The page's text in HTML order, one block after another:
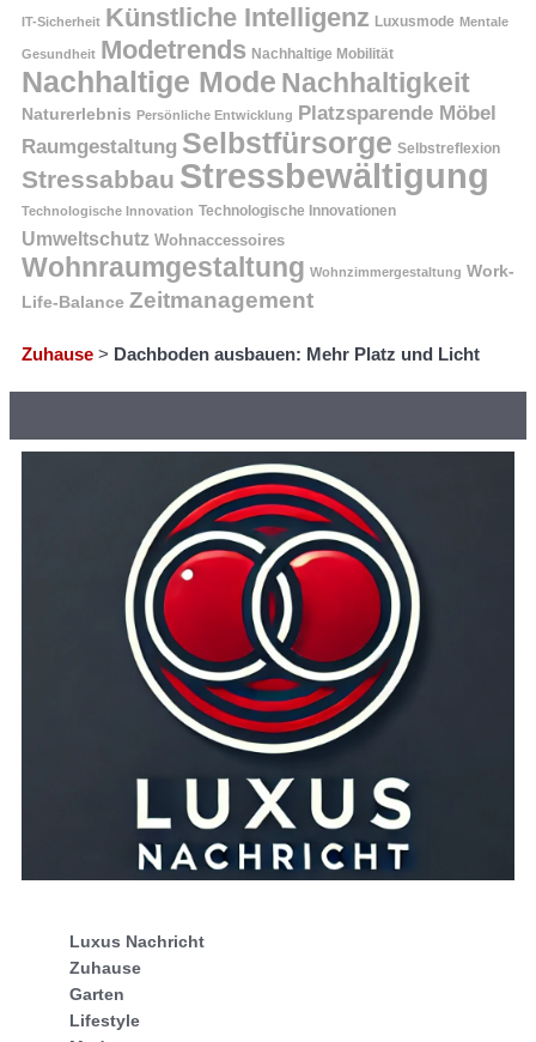
IT-Sicherheit Künstliche Intelligenz Luxusmode Mentale
Gesundheit Modetrends Nachhaltige Mobilität
Nachhaltige Mode Nachhaltigkeit
Naturerlebnis Persönliche Entwicklung Platzsparende Möbel
Raumgestaltung Selbstfürsorge Selbstreflexion
Stressabbau Stressbewältigung
Technologische Innovation Technologische Innovationen
Umweltschutz Wohnaccessoires
Wohnraumgestaltung Wohnzimmergestaltung Work-
Life-Balance Zeitmanagement
Zuhause > Dachboden ausbauen: Mehr Platz und Licht
Luxus Nachricht
Zuhause
Garten
Lifestyle